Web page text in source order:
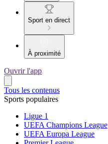
Sport en direct
À proximité
Ouvrir l'app
Tous les contenus
Sports populaires
Ligue 1
UEFA Champions League
UEFA Europa League